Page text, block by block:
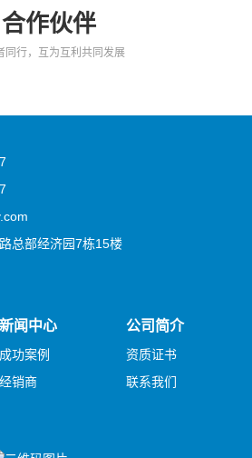
合作伙伴
同行，互为互利共同发展
总部经济园7栋15楼
新闻中心
成功案例
经销商
公司简介
资质证书
联系我们